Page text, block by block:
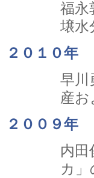
福
壌水
２０１０年
早
産お
２００９年
内
カ